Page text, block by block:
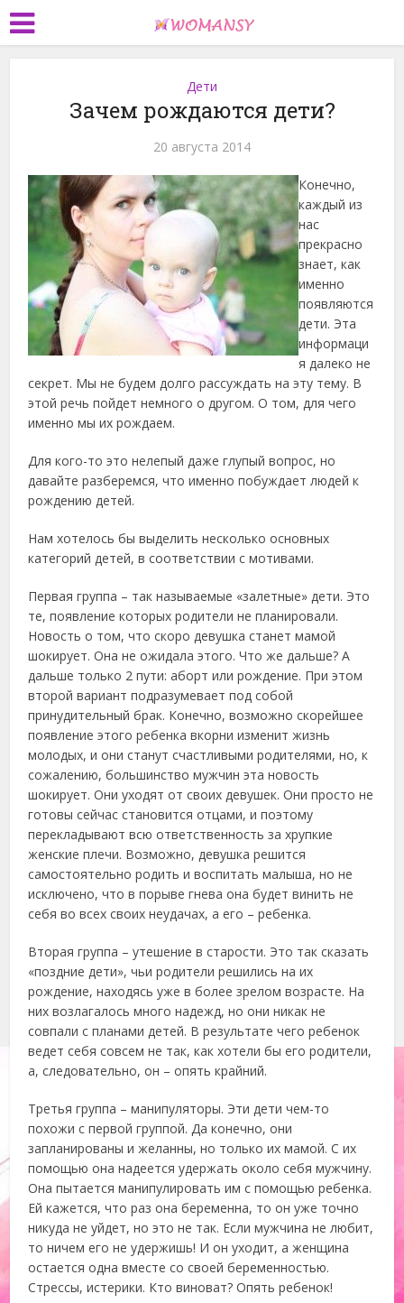
Дети
Зачем рождаются дети?
20 августа 2014
Конечно,
каждый из
нас
прекрасно
знает, как
именно
появляются
дети. Эта
информаци
я далеко не
секрет. Мы не будем долго рассуждать на эту тему. В
этой речь пойдет немного о другом. О том, для чего
именно мы их рождаем.
Для кого-то это нелепый даже глупый вопрос, но
давайте разберемся, что именно побуждает людей к
рождению детей.
Нам хотелось бы выделить несколько основных
категорий детей, в соответствии с мотивами.
Первая группа – так называемые «залетные» дети. Это
те, появление которых родители не планировали.
Новость о том, что скоро девушка станет мамой
шокирует. Она не ожидала этого. Что же дальше? А
дальше только 2 пути: аборт или рождение. При этом
второй вариант подразумевает под собой
принудительный брак. Конечно, возможно скорейшее
появление этого ребенка вкорни изменит жизнь
молодых, и они станут счастливыми родителями, но, к
сожалению, большинство мужчин эта новость
шокирует. Они уходят от своих девушек. Они просто не
готовы сейчас становится отцами, и поэтому
перекладывают всю ответственность за хрупкие
женские плечи. Возможно, девушка решится
самостоятельно родить и воспитать малыша, но не
исключено, что в порыве гнева она будет винить не
себя во всех своих неудачах, а его – ребенка.
Вторая группа – утешение в старости. Это так сказать
«поздние дети», чьи родители решились на их
рождение, находясь уже в более зрелом возрасте. На
них возлагалось много надежд, но они никак не
совпали с планами детей. В результате чего ребенок
ведет себя совсем не так, как хотели бы его родители,
а, следовательно, он – опять крайний.
Третья группа – манипуляторы. Эти дети чем-то
похожи с первой группой. Да конечно, они
запланированы и желанны, но только их мамой. С их
помощью она надеется удержать около себя мужчину.
Она пытается манипулировать им с помощью ребенка.
Ей кажется, что раз она беременна, то он уже точно
никуда не уйдет, но это не так. Если мужчина не любит,
то ничем его не удержишь! И он уходит, а женщина
остается одна вместе со своей беременностью.
Стрессы, истерики. Кто виноват? Опять ребенок!